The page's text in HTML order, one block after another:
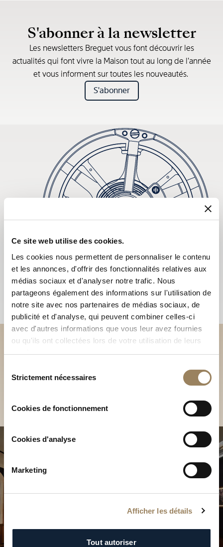
Ce site web utilise des cookies.
Les cookies nous permettent de personnaliser le contenu
et les annonces, d'offrir des fonctionnalités relatives aux
médias sociaux et d'analyser notre trafic. Nous
partageons également des informations sur l'utilisation de
notre site avec nos partenaires de médias sociaux, de
publicité et d'analyse, qui peuvent combiner celles-ci
avec d'autres informations que vous leur avez fournies
ou qu'ils ont collectées lors de votre utilisation de leurs
services.
duStrictement nécessaires
Cookies de fonctionnement
Cookies d'analyse
Marketing
Afficher les détails
Tout autoriser
S'abonner à la newsletter
Les newsletters Breguet vous font découvrir les
actualités qui font vivre la Maison tout au long de l’année
et vous informent sur toutes les nouveautés.
S'abonner
Découvrez nos collections
en Boutique